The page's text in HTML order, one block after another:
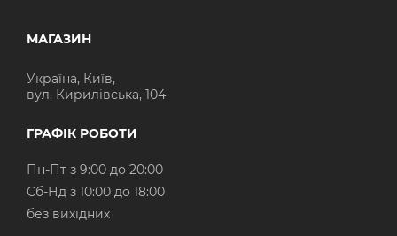
МАГАЗИН
Україна, Київ,
вул. Кирилівська, 104
ГРАФІК РОБОТИ
Пн-Пт з 9:00 до 20:00
Cб-Нд з 10:00 до 18:00
без вихідних